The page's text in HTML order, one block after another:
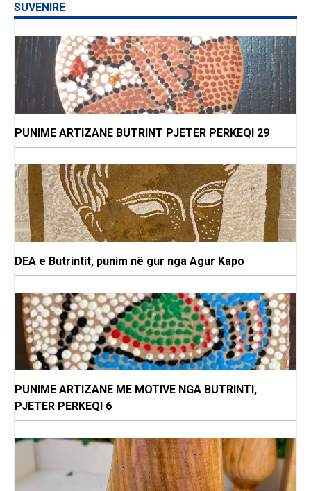
SUVENIRE
PUNIME ARTIZANE BUTRINT PJETER PERKEQI 29
DEA e Butrintit, punim në gur nga Agur Kapo
PUNIME ARTIZANE ME MOTIVE NGA BUTRINTI,
PJETER PERKEQI 6